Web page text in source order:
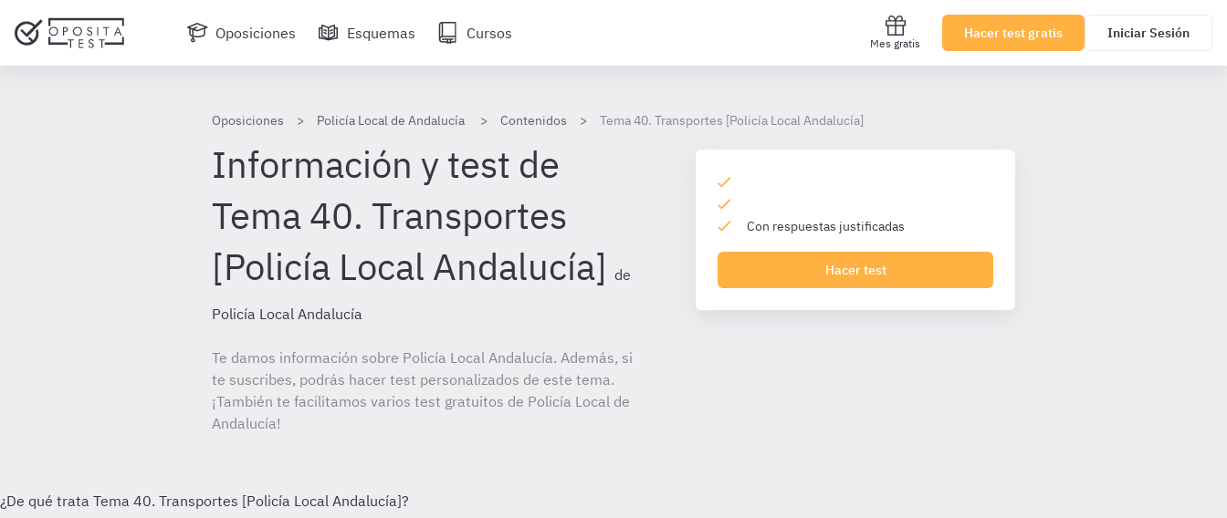
Oposiciones Esquemas Cursos
Mes gratis
Hacer test gratis Iniciar Sesión
Oposiciones Policía Local de Andalucía Contenidos Tema 40. Transportes [Policía Local Andalucía]
Información y test de
Tema 40. Transportes
[Policía Local Andalucía] de
Policía Local Andalucía
Te damos información sobre Policía Local Andalucía. Además, si
te suscribes, podrás hacer test personalizados de este tema.
¡También te facilitamos varios test gratuitos de Policía Local de
Andalucía!
Con respuestas justificadas
Hacer test